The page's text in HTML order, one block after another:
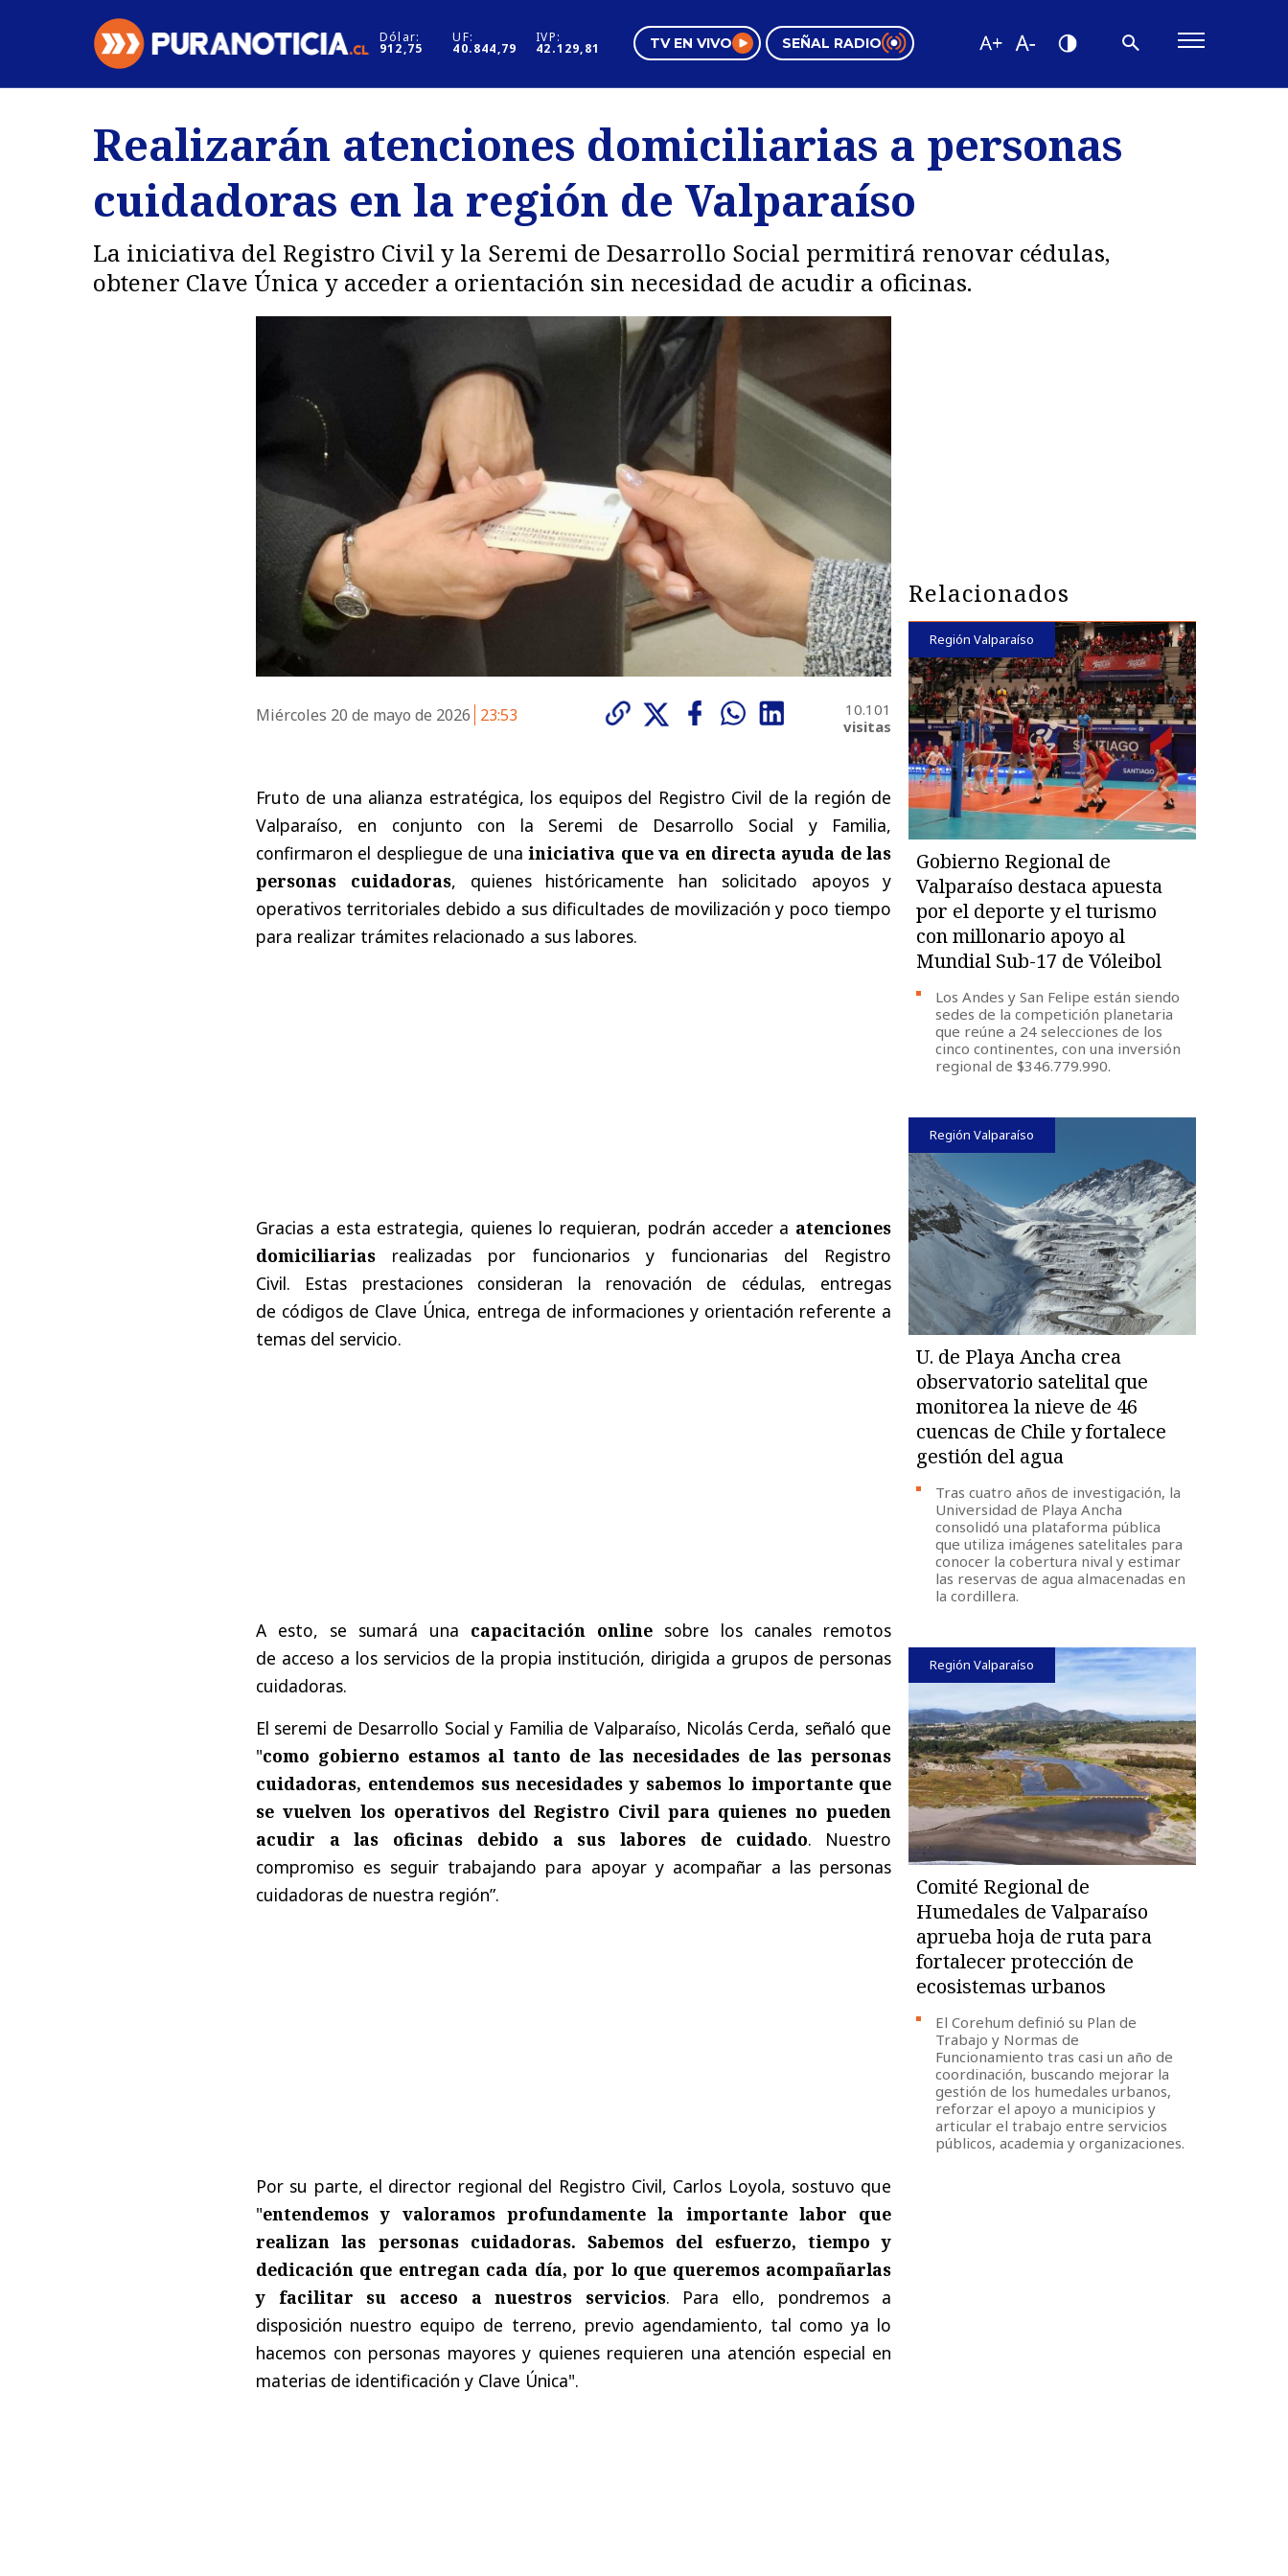
Dólar:
912,75
UF:
40.844,79
IVP:
42.129,81 TV EN VIVO SEÑAL RADIO
Regiones
Deportes
Internacional
Motores
Negocios
Pura Mujer
Tendencias
Videos
Realizarán atenciones domiciliarias a personas
cuidadoras en la región de Valparaíso
La iniciativa del Registro Civil y la Seremi de Desarrollo Social permitirá renovar cédulas,
obtener Clave Única y acceder a orientación sin necesidad de acudir a oficinas.
Miércoles 20 de mayo de 2026 23:53
10.101
visitas
Fruto de una alianza estratégica, los equipos del Registro Civil de la región de
Valparaíso, en conjunto con la Seremi de Desarrollo Social y Familia,
confirmaron el despliegue de una iniciativa que va en directa ayuda de las
personas cuidadoras, quienes históricamente han solicitado apoyos y
operativos territoriales debido a sus dificultades de movilización y poco tiempo
para realizar trámites relacionado a sus labores.
Gracias a esta estrategia, quienes lo requieran, podrán acceder a atenciones
domiciliarias realizadas por funcionarios y funcionarias del Registro
Civil. Estas prestaciones consideran la renovación de cédulas, entregas
de códigos de Clave Única, entrega de informaciones y orientación referente a
temas del servicio.
A esto, se sumará una capacitación online sobre los canales remotos
de acceso a los servicios de la propia institución, dirigida a grupos de personas
cuidadoras.
El seremi de Desarrollo Social y Familia de Valparaíso, Nicolás Cerda, señaló que
"como gobierno estamos al tanto de las necesidades de las personas
cuidadoras, entendemos sus necesidades y sabemos lo importante que
se vuelven los operativos del Registro Civil para quienes no pueden
acudir a las oficinas debido a sus labores de cuidado. Nuestro
compromiso es seguir trabajando para apoyar y acompañar a las personas
cuidadoras de nuestra región”.
Por su parte, el director regional del Registro Civil, Carlos Loyola, sostuvo que
"entendemos y valoramos profundamente la importante labor que
realizan las personas cuidadoras. Sabemos del esfuerzo, tiempo y
dedicación que entregan cada día, por lo que queremos acompañarlas
y facilitar su acceso a nuestros servicios. Para ello, pondremos a
disposición nuestro equipo de terreno, previo agendamiento, tal como ya lo
hacemos con personas mayores y quienes requieren una atención especial en
materias de identificación y Clave Única".
Relacionados
Región Valparaíso
Gobierno Regional de
Valparaíso destaca apuesta
por el deporte y el turismo
con millonario apoyo al
Mundial Sub-17 de Vóleibol
Los Andes y San Felipe están siendo
sedes de la competición planetaria
que reúne a 24 selecciones de los
cinco continentes, con una inversión
regional de $346.779.990.
Región Valparaíso
U. de Playa Ancha crea
observatorio satelital que
monitorea la nieve de 46
cuencas de Chile y fortalece
gestión del agua
Tras cuatro años de investigación, la
Universidad de Playa Ancha
consolidó una plataforma pública
que utiliza imágenes satelitales para
conocer la cobertura nival y estimar
las reservas de agua almacenadas en
la cordillera.
Región Valparaíso
Comité Regional de
Humedales de Valparaíso
aprueba hoja de ruta para
fortalecer protección de
ecosistemas urbanos
El Corehum definió su Plan de
Trabajo y Normas de
Funcionamiento tras casi un año de
coordinación, buscando mejorar la
gestión de los humedales urbanos,
reforzar el apoyo a municipios y
articular el trabajo entre servicios
públicos, academia y organizaciones.